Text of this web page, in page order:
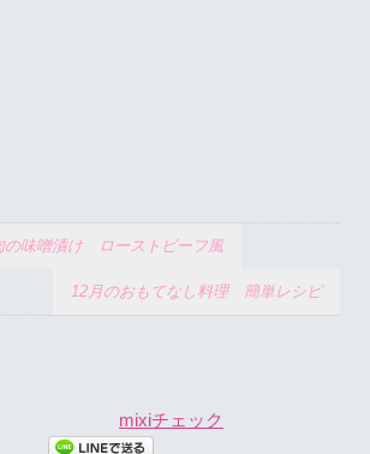
の味噌漬け ローストビーフ風
12月のおもてなし料理 簡単レシピ
mixiチェック